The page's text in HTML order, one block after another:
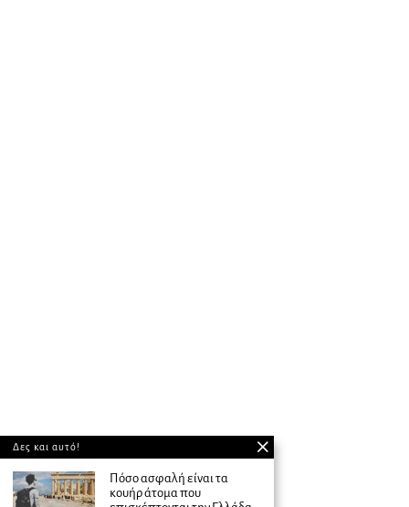
Δες και αυτό!
Πόσο ασφαλή είναι τα
κουήρ άτομα που